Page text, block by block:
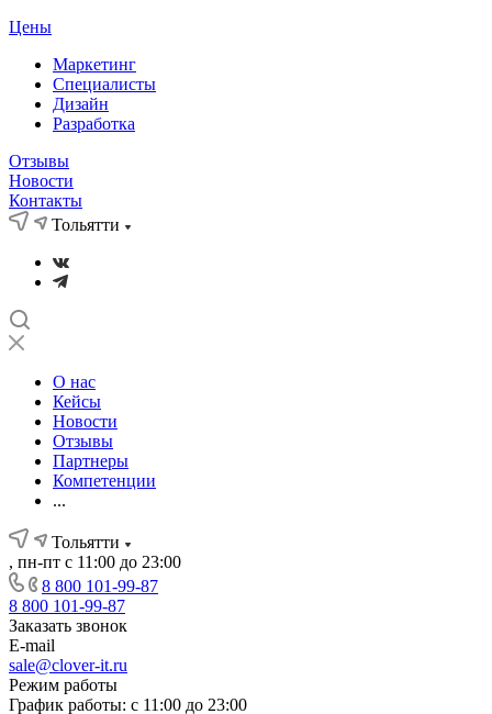
Цены
Маркетинг
Специалисты
Дизайн
Разработка
Отзывы
Новости
Контакты
Тольятти
О нас
Кейсы
Новости
Отзывы
Партнеры
Компетенции
...
Тольятти
, пн-пт с 11:00 до 23:00
8 800 101-99-87
8 800 101-99-87
Заказать звонок
E-mail
sale@clover-it.ru
Режим работы
График работы: с 11:00 до 23:00